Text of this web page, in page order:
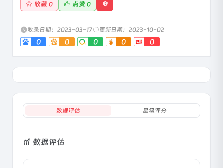
收藏 0 点赞 0
收录日期：2023-03-17 更新日期：2023-10-02
0 0 0 0 0
数据评估 星级评分
数据评估